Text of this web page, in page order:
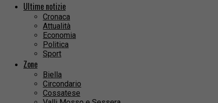
Ultime notizie
Cronaca
Attualità
Economia
Politica
Sport
Zone
Biella
Circondario
Cossatese